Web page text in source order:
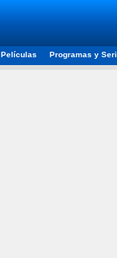
Películas Programas y